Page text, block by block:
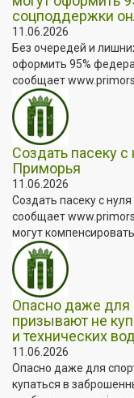
соцподдержки
11.06.2026
Без очередей и
оформить 95%
сообщает
Создать пасеку
Приморья
11.06.2026
Создать пасеку с
сообщает
могут
Опасно даже для
призывают не
и технических
11.06.2026
Опасно даже для
купаться в